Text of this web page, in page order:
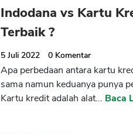
Indodana vs Kartu
Terbaik ?
5 Juli 2022 0 Komentar
Apa perbedaan antara kartu
sama namun keduanya punya
Kartu kredit adalah alat... Baca